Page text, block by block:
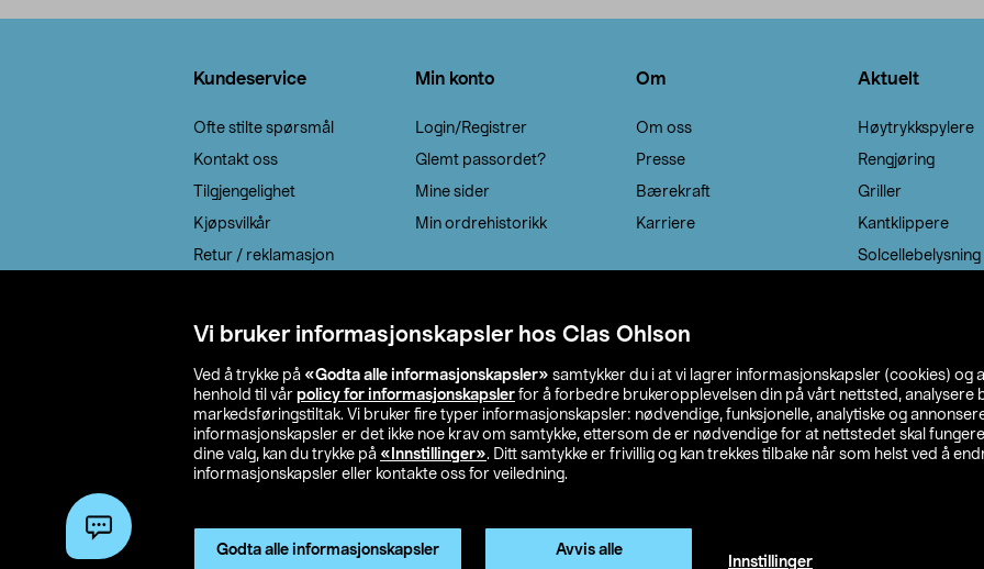
Vi bruker informasjonskapsler hos Clas Ohlson
Ved å trykke på «Godta alle informasjonskapsler» samtykker du i at vi lagrer informasjonskapsler (cookies) og
henhold til vår policy for informasjonskapsler for å forbedre brukeropplevelsen din på vårt nettsted, analysere
markedsføringstiltak. Vi bruker fire typer informasjonskapsler: nødvendige, funksjonelle, analytiske og
informasjonskapsler er det ikke noe krav om samtykke, ettersom de er nødvendige for at nettstedet skal
dine valg, kan du trykke på «Innstillinger». Ditt samtykke er frivillig og kan trekkes tilbake når som helst ved å
informasjonskapsler eller kontakte oss for veiledning.
Godta alle informasjonskapsler Avvis alle
Innstillinger
Kundeservice
Ofte stilte spørsmål
Kontakt oss
Tilgjengelighet
Kjøpsvilkår
Retur / reklamasjon
Min konto
Login/Registrer
Glemt passordet?
Mine sider
Min ordrehistorikk
Om
Om oss
Presse
Bærekraft
Karriere
Aktuelt
Høytrykkspylere
Rengjøring
Griller
Kantklippere
Solcellebelysning